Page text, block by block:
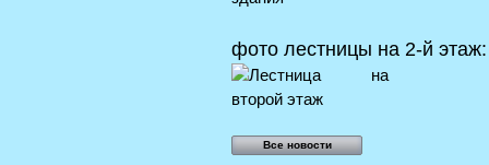
фото лестницы на 2-й этаж:
Все новости